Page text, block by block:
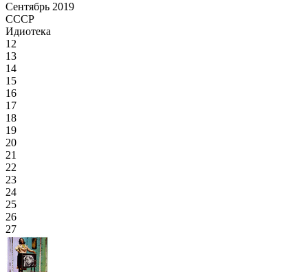
Сентябрь 2019
СССР
Идиотека
12
13
14
15
16
17
18
19
20
21
22
23
24
25
26
27